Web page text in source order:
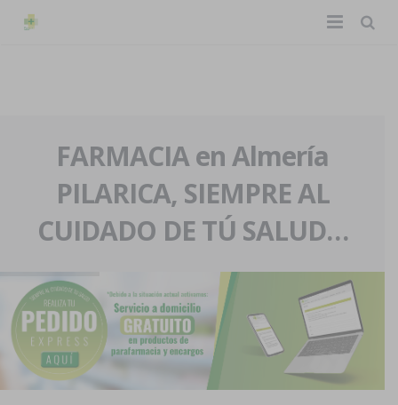
La farmacia
Nuestra historia
Nuestro equipo
Eventos
Servicios y reservas
Pedidos express
Blog
Contacto
Boletín
FARMACIA en Almería
PILARICA, SIEMPRE AL
CUIDADO DE TÚ SALUD…